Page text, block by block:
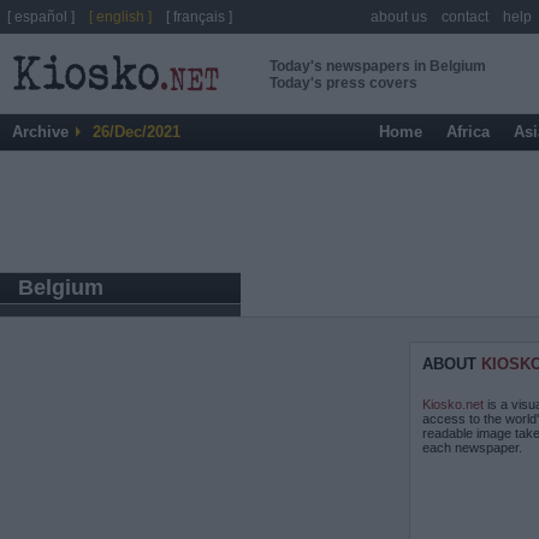
Today's newspapers in Belgium
Today's press covers
Archive 26/Dec/2021 Home Africa
Belgium
ABOUT
Kiosko.net is a
access to the
readable image
each newspaper.
[ español ] [ english ] [ français ] about us contact help